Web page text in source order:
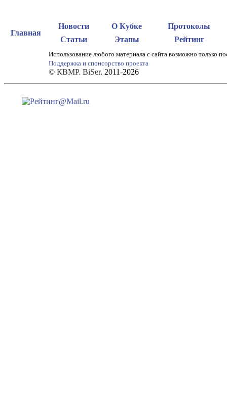
Главная
Новости О Кубке
Протоколы
Статьи
Этапы Рейтинг
Использование любого материала с сайта возможно только
Поддержка и спонсорство проекта
© КВМР. BiSer. 2011-2026